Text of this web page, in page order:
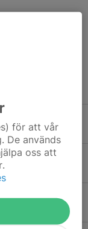
för att vår
De används
oss att